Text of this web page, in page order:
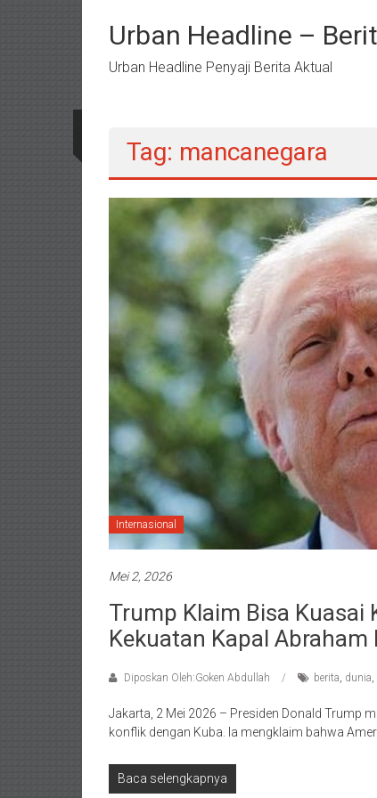
kontenUrban Headline –
Urban Headline Penyaji Berita Aktual
Tag: mancanegara
Internasional
Mei 2, 2026
Trump Klaim Bisa Kuasai
Kekuatan Kapal Abraham
Diposkan Oleh:Goken Abdullah berita, dunia,
Jakarta, 2 Mei 2026 – Presiden Donald Trump
konflik dengan Kuba. Ia mengklaim bahwa
Baca selengkapnya